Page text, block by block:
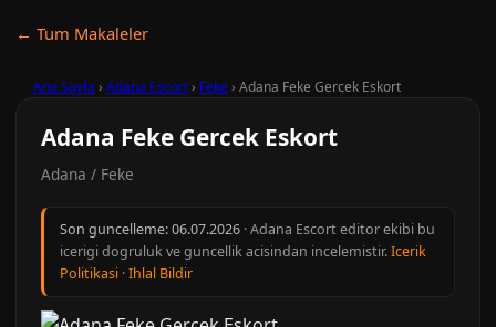
← Tum Makaleler
Ana Sayfa › Adana Escort› Feke› Adana Feke Gercek Eskort
Adana Feke Gercek Eskort
Adana / Feke
Son guncelleme:06.07.2026 · Adana Escort editor ekibi bu
icerigi dogruluk ve guncellik acisindan incelemistir.Icerik
Politikasi ·Ihlal Bildir